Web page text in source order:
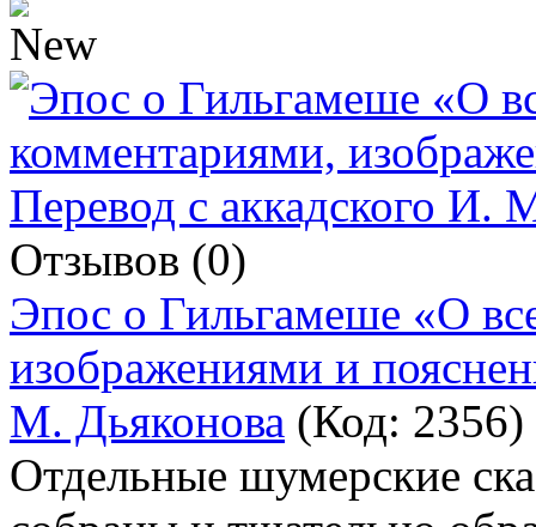
Отзывов (0)
Эпос о Гильгамеше «О
изображениями и
М. Дьяконова (Код: 2356)
Отдельные шумерские